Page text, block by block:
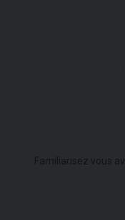
Familiarisez vous